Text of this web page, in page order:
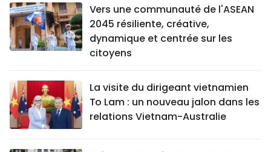
Vers une communauté de l'ASEAN
2045 résiliente, créative,
dynamique et centrée sur les
citoyens
La visite du dirigeant vietnamien
To Lam : un nouveau jalon dans les
relations Vietnam-Australie